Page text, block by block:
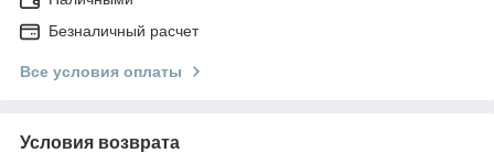
Безналичный расчет
Все условия оплаты
Условия возврата